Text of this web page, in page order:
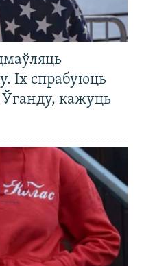
Іх спрабуюць
Ўганду, кажуць